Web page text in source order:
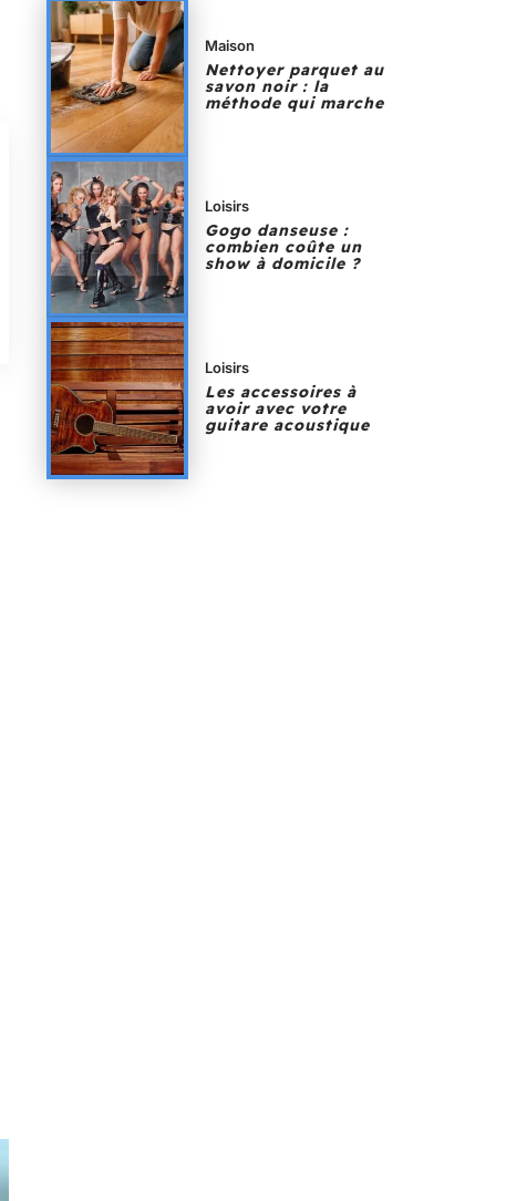
Maison
Nettoyer parquet au
savon noir : la
méthode qui marche
Loisirs
Gogo danseuse :
combien coûte un
show à domicile ?
Loisirs
Les accessoires à
avoir avec votre
guitare acoustique